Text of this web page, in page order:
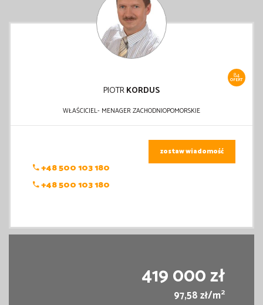
84
OFERT
PIOTRKORDUS
WŁAŚCICIEL- MENAGER ZACHODNIOPOMORSKIE
+48 500 103 180
+48 500 103 180
zostaw wiadomość
419 000 zł
97,58 zł/m2